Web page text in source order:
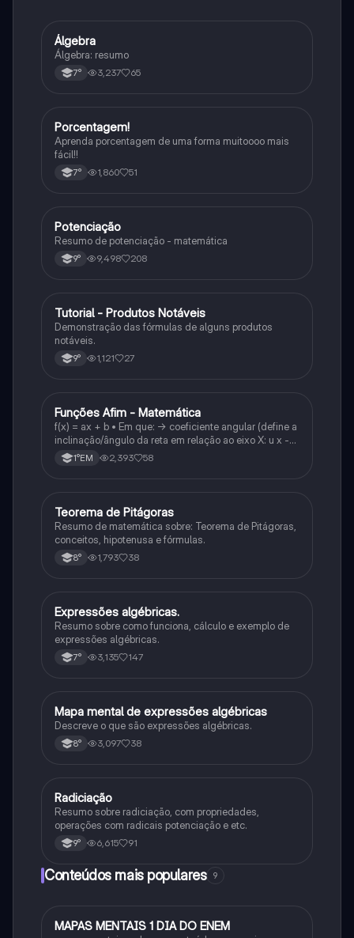
Matematica
Álgebra
Álgebra: resumo
7° 3,237 65
Matematica
Porcentagem!
Aprenda porcentagem de uma forma muitoooo mais
fácil!!
7° 1,860 51
Matematica
Potenciação
Resumo de potenciação - matemática
9° 9,498 208
Matematica
Tutorial - Produtos Notáveis
Demonstração das fórmulas de alguns produtos
notáveis.
9° 1,121 27
Matematica
Funções Afim - Matemática
f(x) = ax + b • Em que: -> coeficiente angular (define a
inclinação/ângulo da reta em relação ao eixo X: u x -
variável: a b → coeficiente linear (valor que corta o
eixo y).
1°EM 2,393 58
Matematica
Teorema de Pitágoras
Resumo de matemática sobre: Teorema de Pitágoras,
conceitos, hipotenusa e fórmulas.
8° 1,793 38
Matematica
Expressões algébricas.
Resumo sobre como funciona, cálculo e exemplo de
expressões algébricas.
7° 3,135 147
Matematica
Mapa mental de expressões algébricas
Descreve o que são expressões algébricas.
8° 3,097 38
Matematica
Radiciação
Resumo sobre radiciação, com propriedades,
operações com radicais potenciação e etc.
9° 6,615 91
Conteúdos mais populares 9
Português
MAPAS MENTAIS 1 DIA DO ENEM